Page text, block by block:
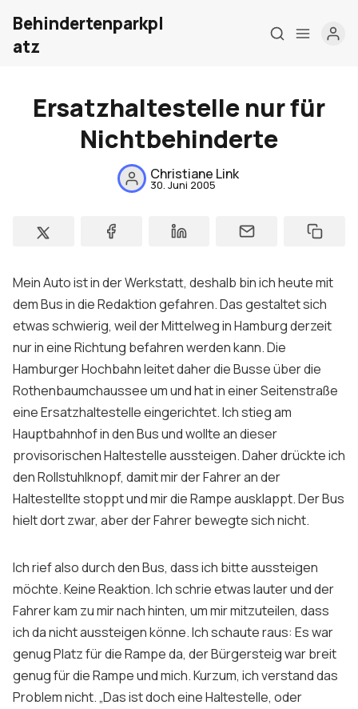
Home
Über mich
London Barrierefrei
Kontakt
Sign up
Behindertenparkpl
atz
Ersatzhaltestelle nur für
Nichtbehinderte
Christiane Link
30. Juni 2005
Mein Auto ist in der Werkstatt, deshalb bin ich heute mit
dem Bus in die Redaktion gefahren. Das gestaltet sich
etwas schwierig, weil der Mittelweg in Hamburg derzeit
nur in eine Richtung befahren werden kann. Die
Hamburger Hochbahn leitet daher die Busse über die
Rothenbaumchaussee um und hat in einer Seitenstraße
eine Ersatzhaltestelle eingerichtet. Ich stieg am
Hauptbahnhof in den Bus und wollte an dieser
provisorischen Haltestelle aussteigen. Daher drückte ich
den Rollstuhlknopf, damit mir der Fahrer an der
Haltestellte stoppt und mir die Rampe ausklappt. Der Bus
hielt dort zwar, aber der Fahrer bewegte sich nicht.
Ich rief also durch den Bus, dass ich bitte aussteigen
möchte. Keine Reaktion. Ich schrie etwas lauter und der
Fahrer kam zu mir nach hinten, um mir mitzuteilen, dass
ich da nicht aussteigen könne. Ich schaute raus: Es war
genug Platz für die Rampe da, der Bürgersteig war breit
genug für die Rampe und mich. Kurzum, ich verstand das
Problem nicht. „Das ist doch eine Haltestelle, oder